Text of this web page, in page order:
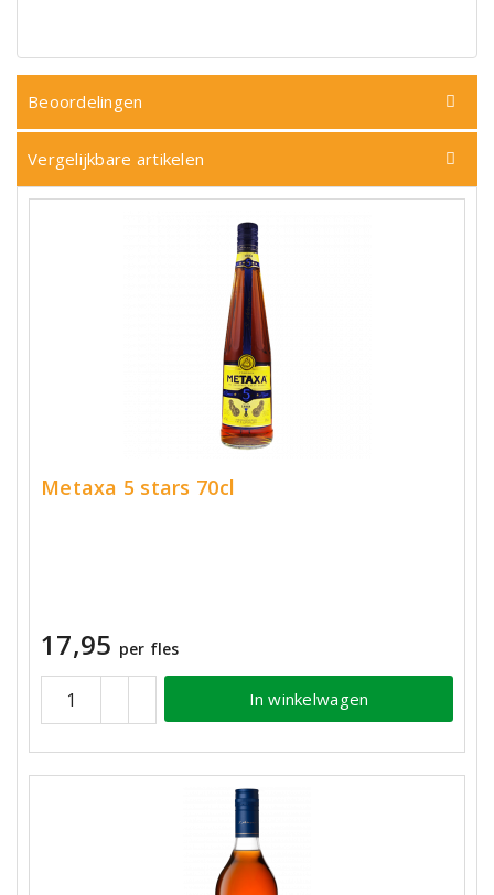
Beoordelingen
Vergelijkbare artikelen
Metaxa 5 stars 70cl
17,95 per fles
In winkelwagen